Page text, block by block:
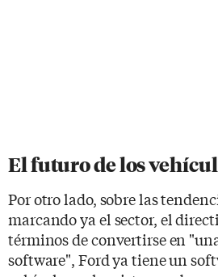
El futuro de los
Por otro lado, sobre las
marcando ya el sector, el
términos de convertirse en
software", Ford ya tiene un